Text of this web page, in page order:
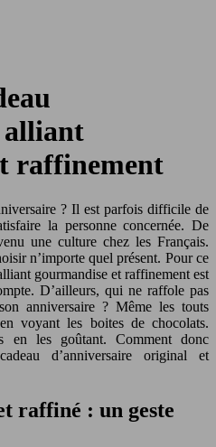
alliant
raffinement
? Il est parfois difficile de
la personne concernée. De
une culture chez les Français.
n’importe quel présent. Pour ce
gourmandise et raffinement est
D’ailleurs, qui ne raffole pas
anniversaire ? Même les touts
voyant les boites de chocolats.
en les goûtant. Comment donc
d’anniversaire original et
raffiné : un geste